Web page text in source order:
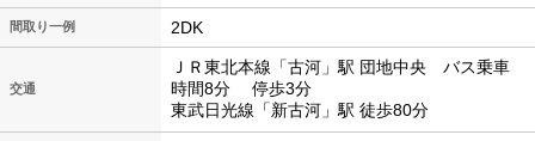
間取り一例 2DK
交通
ＪＲ東北本線「古河」駅 団地中央 バス乗車
時間8分 停歩3分
東武日光線「新古河」駅 徒歩80分